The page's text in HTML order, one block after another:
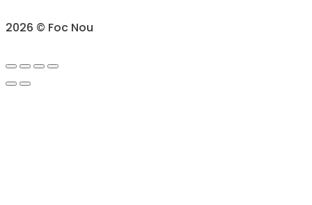
2026 © Foc Nou